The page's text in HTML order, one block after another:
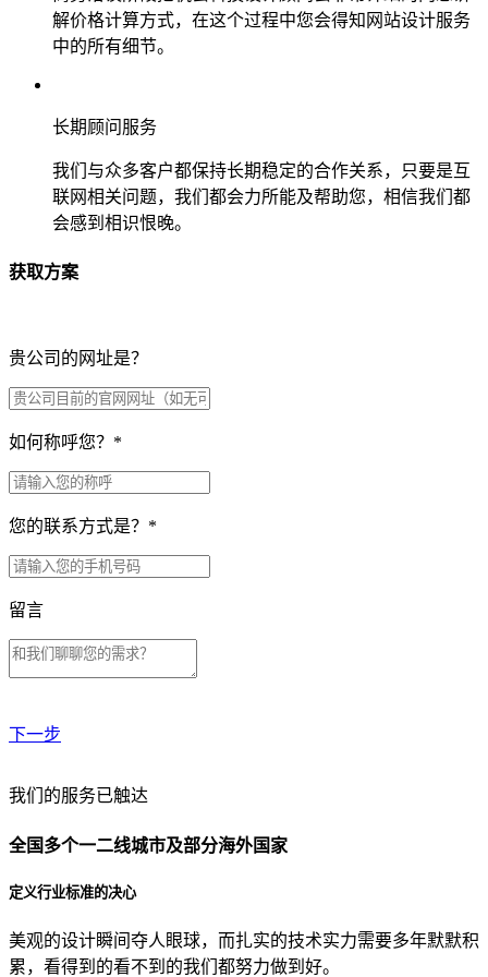
解价格计算方式，在这个过程中您会得知网站设计服务
中的所有细节。
长期顾问服务
我们与众多客户都保持长期稳定的合作关系，只要是互
联网相关问题，我们都会力所能及帮助您，相信我们都
会感到相识恨晚。
获取方案
贵公司的网址是？
如何称呼您？ *
您的联系方式是？ *
留言
下一步
贵公司预算范围是？
贵公司的团队规模是？
目前主要的营销渠道是？
我们的服务已触达
全国多个一二线城市及部分海外国家
定义行业标准的决心
美观的设计瞬间夺人眼球，而扎实的技术实力需要多年默默积
累，看得到的看不到的我们都努力做到好。